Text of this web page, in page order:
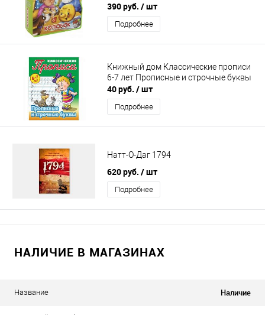
390 руб. / шт
Подробнее
Книжный дом Классические прописи
6-7 лет Прописные и строчные буквы
40 руб. / шт
Подробнее
Натт-О-Даг 1794
620 руб. / шт
Подробнее
НАЛИЧИЕ В МАГАЗИНАХ
Название Наличие